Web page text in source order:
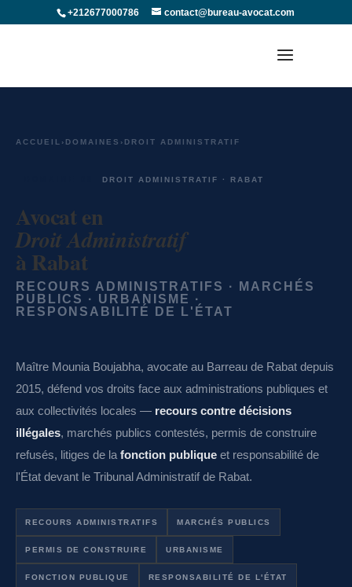
+212677000786 contact@bureau-avocat.com
ACCUEIL › DOMAINES › DROIT ADMINISTRATIF
DROIT ADMINISTRATIF · RABAT
Avocat en
Droit Administratif
à Rabat
RECOURS ADMINISTRATIFS · MARCHÉS
PUBLICS · URBANISME ·
RESPONSABILITÉ DE L'ÉTAT
Maître Mounia Boujabha, avocate au Barreau de Rabat depuis
2015, défend vos droits face aux administrations publiques et
aux collectivités locales — recours contre décisions
illégales, marchés publics contestés, permis de construire
refusés, litiges de la fonction publique et responsabilité de
l'État devant le Tribunal Administratif de Rabat.
RECOURS ADMINISTRATIFS MARCHÉS PUBLICS
PERMIS DE CONSTRUIRE URBANISME
FONCTION PUBLIQUE RESPONSABILITÉ DE L'ÉTAT